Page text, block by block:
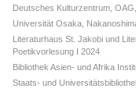
Deutsches Kulturzentrum,
Universität Osaka,
Literaturhaus St. Jakobi und
Poetikvorlesung I 2024
Bibliothek Asien- und Afrika
Staats- und